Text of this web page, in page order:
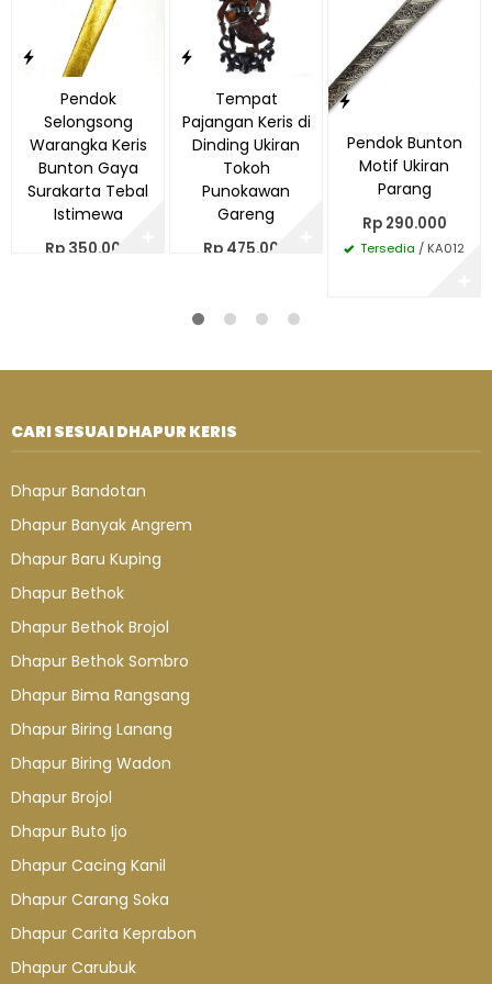
Pendok
Selongsong
Warangka Keris
Bunton Gaya
Surakarta Tebal
Istimewa
Rp 350.000
Tempat
Pajangan Keris di
Dinding Ukiran
Tokoh
Punokawan
Gareng
Rp 475.000
Pendok Bunton
Motif Ukiran
Parang
Rp 290.000
Tersedia / KA012
CARI SESUAI DHAPUR KERIS
Dhapur Bandotan
Dhapur Banyak Angrem
Dhapur Baru Kuping
Dhapur Bethok
Dhapur Bethok Brojol
Dhapur Bethok Sombro
Dhapur Bima Rangsang
Dhapur Biring Lanang
Dhapur Biring Wadon
Dhapur Brojol
Dhapur Buto Ijo
Dhapur Cacing Kanil
Dhapur Carang Soka
Dhapur Carita Keprabon
Dhapur Carubuk